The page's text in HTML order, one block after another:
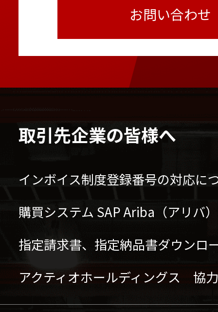
お問い合わせ
取引先企業の皆様へ
インボイス制度登録番号の対応に
購買システム SAP Ariba（アリバ
指定請求書、指定納品書ダウンロ
アクティオホールディングス 協